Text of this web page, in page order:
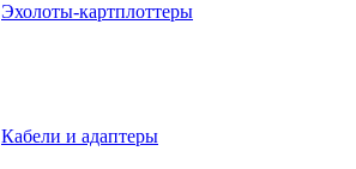
Эхолоты-картплоттеры
Кабели и адаптеры